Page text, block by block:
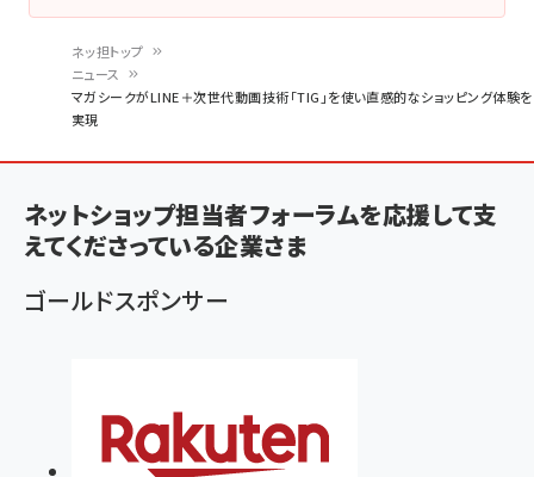
く
ず
ネッ担トップ
ニュース
マガシークがLINE＋次世代動画技術「TIG」を使い直感的なショッピング体験を
実現
ネットショップ担当者フォーラムを応援して支
えてくださっている企業さま
ゴールドスポンサー